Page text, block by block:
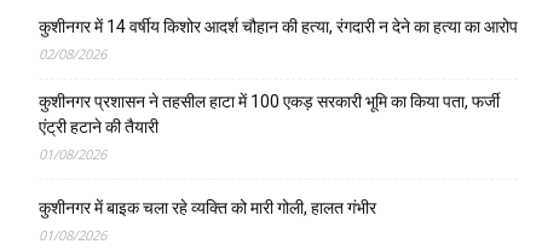
कुशीनगर में 14 वर्षीय किशोर आदर्श चौहान की हत्या, रंगदारी न देने का हत्या का आरोप
02/08/2026
कुशीनगर प्रशासन ने तहसील हाटा में 100 एकड़ सरकारी भूमि का किया पता, फर्जी
एंट्री हटाने की तैयारी
01/08/2026
कुशीनगर में बाइक चला रहे व्यक्ति को मारी गोली, हालत गंभीर
01/08/2026